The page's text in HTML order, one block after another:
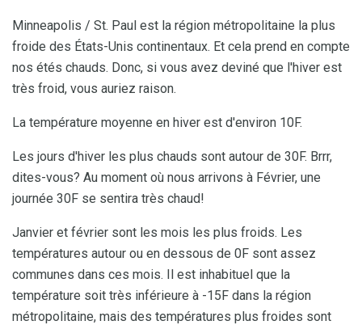
Minneapolis / St. Paul est la région métropolitaine la plus
froide des États-Unis continentaux. Et cela prend en compte
nos étés chauds. Donc, si vous avez deviné que l'hiver est
très froid, vous auriez raison.
La température moyenne en hiver est d'environ 10F.
Les jours d'hiver les plus chauds sont autour de 30F. Brrr,
dites-vous? Au moment où nous arrivons à Février, une
journée 30F se sentira très chaud!
Janvier et février sont les mois les plus froids. Les
températures autour ou en dessous de 0F sont assez
communes dans ces mois. Il est inhabituel que la
température soit très inférieure à -15F dans la région
métropolitaine, mais des températures plus froides sont